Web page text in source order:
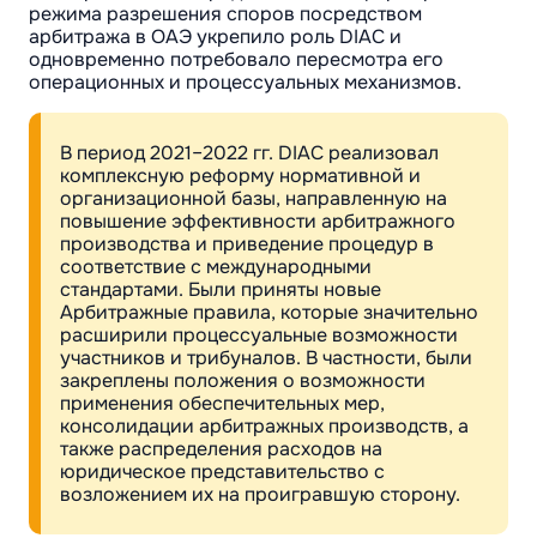
режима разрешения споров посредством
арбитража в ОАЭ укрепило роль DIAC и
одновременно потребовало пересмотра его
операционных и процессуальных механизмов.
В период 2021–2022 гг. DIAC реализовал
комплексную реформу нормативной и
организационной базы, направленную на
повышение эффективности арбитражного
производства и приведение процедур в
соответствие с международными
стандартами. Были приняты новые
Арбитражные правила, которые значительно
расширили процессуальные возможности
участников и трибуналов. В частности, были
закреплены положения о возможности
применения обеспечительных мер,
консолидации арбитражных производств, а
также распределения расходов на
юридическое представительство с
возложением их на проигравшую сторону.